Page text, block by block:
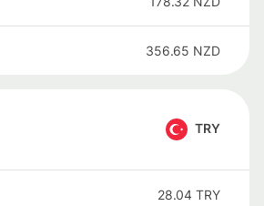
356.65 NZD
TRY
28.04 TRY